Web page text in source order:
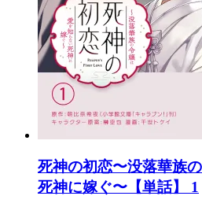
死神の初恋〜没落華族
死神に嫁ぐ〜【単話】 1